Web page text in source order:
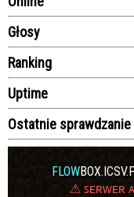
Głosy
Ranking
Uptime
Ostatnie sprawdzanie
FLOW
⚠ ꜱᴇʀᴡᴇʀ